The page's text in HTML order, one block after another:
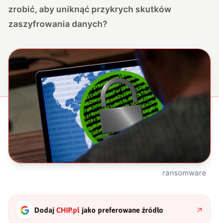
zrobić, aby uniknąć przykrych skutków
zaszyfrowania danych?
ransomware
DodajCHIP.pl jako preferowane źródło